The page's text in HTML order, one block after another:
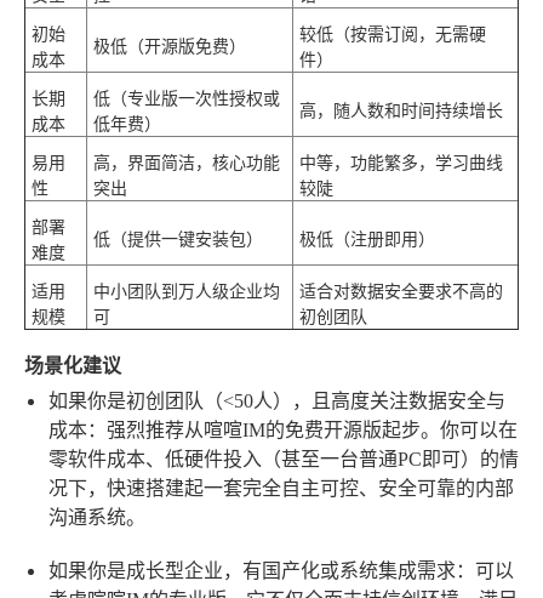
初始
成本
极低 （开源版免费）
较低（按需订阅，无需硬
件）
长期
成本
低 （专业版一次性授权或
低年费）
高，随人数和时间持续增长
易用
性
高，界面简洁，核心功能
突出
中等，功能繁多，学习曲线
较陡
部署
难度
低 （提供一键安装包） 极低（注册即用）
适用
规模
中小团队到万人级企业均
可
适合对数据安全要求不高的
初创团队
场景化建议
如果你是初创团队（<50人），且高度关注数据安全与
成本： 强烈推荐从喧喧IM的免费开源版起步。你可以在
零软件成本、低硬件投入（甚至一台普通PC即可）的情
况下，快速搭建起一套完全自主可控、安全可靠的内部
沟通系统。
如果你是成长型企业，有国产化或系统集成需求： 可以